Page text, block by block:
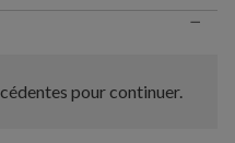
−
pour continuer.